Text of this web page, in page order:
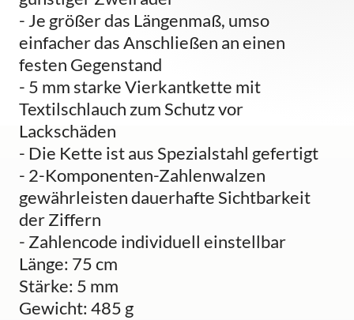
- Je größer das Längenmaß, umso
einfacher das Anschließen an einen
festen Gegenstand
- 5 mm starke Vierkantkette mit
Textilschlauch zum Schutz vor
Lackschäden
- Die Kette ist aus Spezialstahl gefertigt
- 2-Komponenten-Zahlenwalzen
gewährleisten dauerhafte Sichtbarkeit
der Ziffern
- Zahlencode individuell einstellbar
Länge: 75 cm
Stärke: 5 mm
Gewicht: 485 g